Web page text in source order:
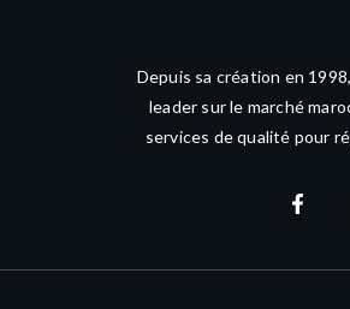
Depuis sa création en
leader sur le marché
services de qualité pour